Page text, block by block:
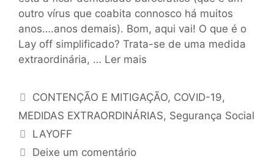
outro vírus que coabita connosco há muitos
anos….anos demais). Bom, aqui vai! O que é o
Lay off simplificado? Trata-se de uma medida
extraordinária, … Ler mais
CONTENÇÃO E MITIGAÇÃO, COVID-19,
MEDIDAS EXTRAORDINÁRIAS, Segurança Social
LAYOFF
Deixe um comentário